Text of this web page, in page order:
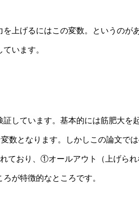
上げるにはこの変数。というのが
います。
しています。基本的には筋肥大を
数となります。しかしこの論文で
ており、①オールアウト（上げら
が特徴的なところです。